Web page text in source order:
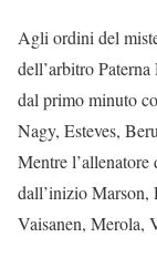
Agli ordini del
dell’arbitro
dal primo minuto
Nagy, Esteves,
Mentre l’allenatore
dall’inizio
Vaisanen, Merola,